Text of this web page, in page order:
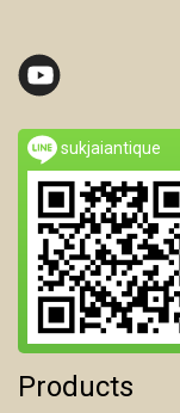
sukjaiantique
Products